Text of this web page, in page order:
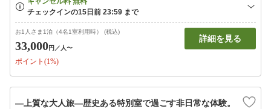
お1人さま1泊（4名1室利用時） (税込)
33,000円 ／人〜
ポイント(1%)
詳細を見る
—上質な大人旅—歴史ある特別室で過ごす非日常な体験。